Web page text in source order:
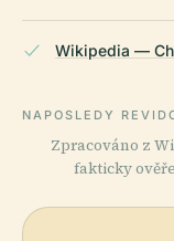
Wikipedia —
NAPOSLEDY
Zpracováno z
fakticky